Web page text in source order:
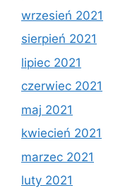
wrzesień 2021
sierpień 2021
lipiec 2021
czerwiec 2021
maj 2021
kwiecień 2021
marzec 2021
luty 2021